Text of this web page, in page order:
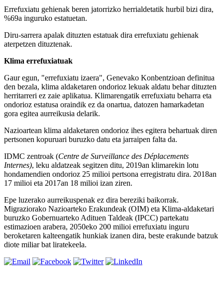
Errefuxiatu gehienak beren jatorrizko herrialdetatik hurbil bizi dira,
%69a inguruko estatuetan.
Diru-sarrera apalak dituzten estatuak dira errefuxiatu gehienak
aterpetzen dituztenak.
Klima errefuxiatuak
Gaur egun, "errefuxiatu izaera", Genevako Konbentzioan definitua
den bezala, klima aldaketaren ondorioz lekuak aldatu behar dituzten
herritarreri ez zaie aplikatua. Klimarengatik errefuxiatu beharra eta
ondorioz estatusa oraindik ez da onartua, datozen hamarkadetan
gora egitea aurreikusia delarik.
Nazioartean klima aldaketaren ondorioz ihes egitera behartuak diren
pertsonen kopuruari buruzko datu eta jarraipen falta da.
IDMC zentroak (Centre de Surveillance des Déplacements
Internes), leku aldatzeak segitzen ditu, 2019an klimarekin lotu
hondamendien ondorioz 25 milioi pertsona erregistratu dira. 2018an
17 milioi eta 2017an 18 milioi izan ziren.
Epe luzerako aurreikuspenak ez dira bereziki baikorrak.
Migraziorako Nazioarteko Erakundeak (OIM) eta Klima-aldaketari
buruzko Gobernuarteko Adituen Taldeak (IPCC) partekatu
estimazioen arabera, 2050eko 200 milioi errefuxiatu inguru
beroketaren kalteengatik hunkiak izanen dira, beste erakunde batzuk
diote miliar bat liratekeela.